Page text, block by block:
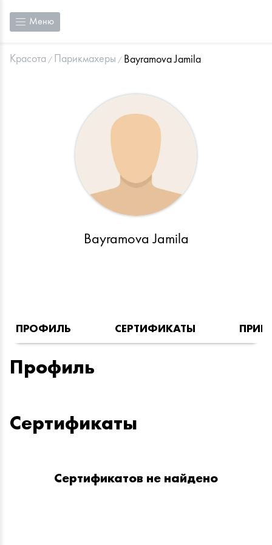
Меню
Красота Парикмахеры Bayramova Jamila
Bayramova Jamila
ПРОФИЛЬ СЕРТИФИКАТЫ
Профиль
Сертификаты
Сертификатов не найдено